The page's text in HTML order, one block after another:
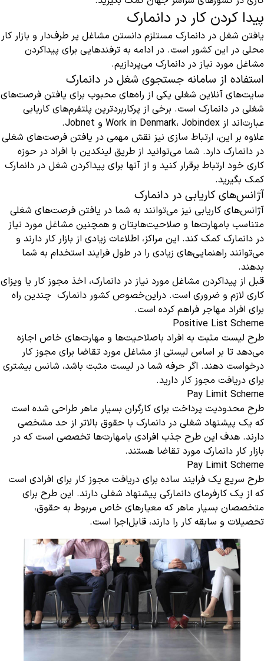
پیدا کردن کار در دانمارک
یافتن شغل در دانمارک مستلزم دانستن مشاغل پر طرف‌دار و بازار کار
محلی در این کشور است. در ادامه به ترفندهایی برای پیداکردن
مشاغل مورد نیاز در دانمارک می‌پردازیم.
استفاده از سامانه جستجوی شغل در دانمارک
سایت‌های آنلاین شغلی یکی از راه‌های محبوب برای یافتن فرصت‌های
شغلی در دانمارک است. برخی از پرکاربردترین پلتفرم‌های کاریابی
عبارت‌اند از Work in Denmark، Jobindex و Jobnet.
علاوه بر این، ارتباط سازی نیز نقش مهمی در یافتن فرصت‌های شغلی
در دانمارک دارد. شما می‌توانید از طریق لینکدین با افراد در حوزه
کاری خود ارتباط برقرار کنید و از آنها برای پیداکردن شغل در دانمارک
کمک بگیرید.
آژانس‌های کاریابی در دانمارک
آژانس‌های کاریابی نیز می‌توانند به شما در یافتن فرصت‌های شغلی
متناسب بامهارت‌ها و صلاحیت‌هایتان و همچنین مشاغل مورد نیاز
در دانمارک کمک کند. این مراکز، اطلاعات زیادی از بازار کار دارند و
می‌توانند راهنمایی‌های زیادی را در طول فرایند استخدام به شما
بدهند.
قبل از پیداکردن مشاغل مورد نیاز در دانمارک، اخذ مجوز کار یا ویزای
کاری لازم و ضروری است. دراین‌خصوص کشور دانمارک چندین راه
برای افراد مهاجر فراهم کرده است.
Positive List Scheme
طرح لیست مثبت به افراد باصلاحیت‌ها و مهارت‌های خاص اجازه
می‌دهد تا بر اساس لیستی از مشاغل مورد تقاضا برای مجوز کار
درخواست دهند. اگر حرفه شما در لیست مثبت باشد، شانس بیشتری
برای دریافت مجوز کار دارید.
Pay Limit Scheme
طرح محدودیت پرداخت برای کارگران بسیار ماهر طراحی شده است
که یک پیشنهاد شغلی در دانمارک با حقوق بالاتر از حد مشخصی
دارند. هدف این طرح جذب افرادی بامهارت‌ها تخصصی است که در
بازار کار دانمارک مورد تقاضا هستند.
Pay Limit Scheme
طرح سریع یک فرایند ساده برای دریافت مجوز کار برای افرادی است
که از یک کارفرمای دانمارکی پیشنهاد شغلی دارند. این طرح برای
متخصصان بسیار ماهر که معیارهای خاص مربوط به حقوق،
تحصیلات و سابقه کار را دارند، قابل‌اجرا است.